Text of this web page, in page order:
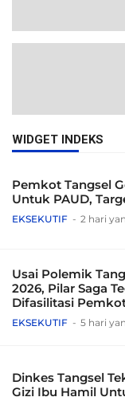
WIDGET INDEKS
Pemkot Tangsel
Untuk PAUD,
EKSEKUTIF 2 hari
Usai Polemik
2026, Pilar Saga
Difasilitasi
EKSEKUTIF 5 hari
Dinkes Tangsel
Gizi Ibu Hamil